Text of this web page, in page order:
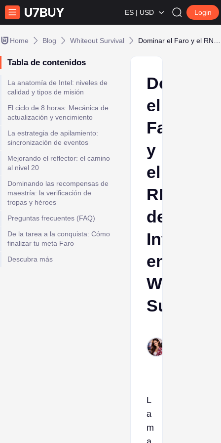
ES | USD Login
Home Blog Whiteout Survival
Tabla de contenidos
La anatomía de Intel: niveles de
calidad y tipos de misión
El ciclo de 8 horas: Mecánica de
actualización y vencimiento
La estrategia de apilamiento:
sincronización de eventos
Mejorando el reflector: el camino
al nivel 20
Dominando las recompensas de
maestría: la verificación de
tropas y héroes
Preguntas frecuentes (FAQ)
De la tarea a la conquista: Cómo
finalizar tu meta Faro
Descubra más
Dominar
el
Faro
y
el
RNG
de
Intel
en
Whiteout
Survival
L
a
m